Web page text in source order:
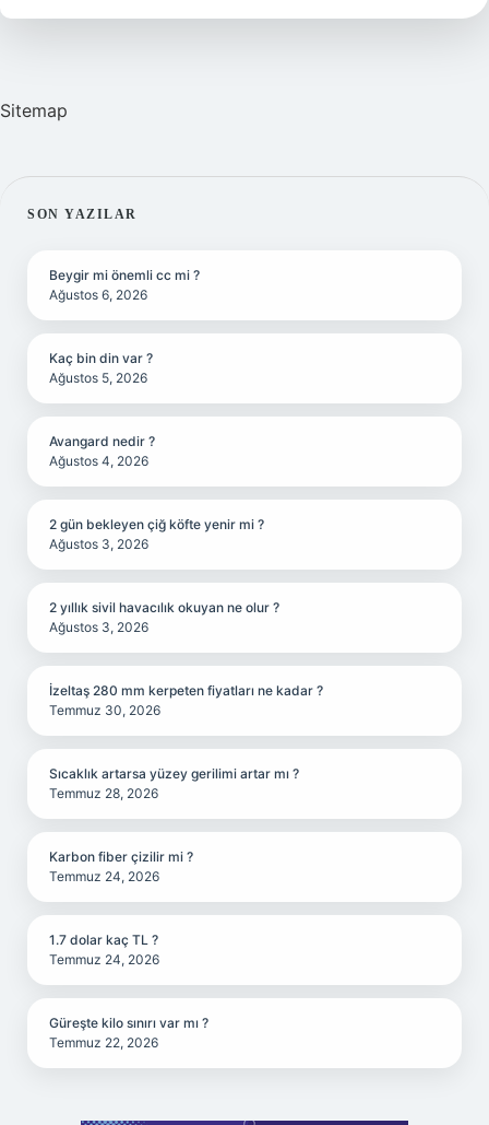
Mi
Sitemap
SIDEBAR
SON YAZILAR
Beygir mi önemli cc mi ?
Ağustos 6, 2026
Kaç bin din var ?
Ağustos 5, 2026
Avangard nedir ?
Ağustos 4, 2026
2 gün bekleyen çiğ köfte yenir mi ?
Ağustos 3, 2026
2 yıllık sivil havacılık okuyan ne olur ?
Ağustos 3, 2026
İzeltaş 280 mm kerpeten fiyatları ne kadar ?
Temmuz 30, 2026
Sıcaklık artarsa yüzey gerilimi artar mı ?
Temmuz 28, 2026
Karbon fiber çizilir mi ?
Temmuz 24, 2026
1.7 dolar kaç TL ?
Temmuz 24, 2026
Güreşte kilo sınırı var mı ?
Temmuz 22, 2026